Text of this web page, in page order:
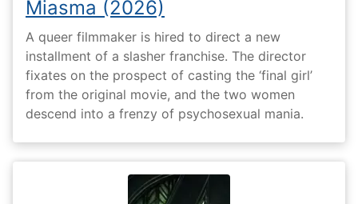
Miasma (2026)
A queer filmmaker is hired to direct a new
installment of a slasher franchise. The director
fixates on the prospect of casting the ‘final girl’
from the original movie, and the two women
descend into a frenzy of psychosexual mania.